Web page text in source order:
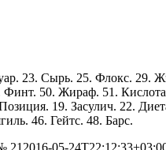
23. Сырь. 25. Флокс. 29.
Финт. 50. Жираф. 51.
19. Засулич. 22.
46. Гейтс. 48. Барс.
21 2016-05-